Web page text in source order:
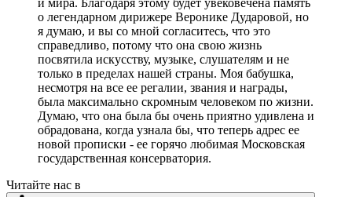
и мира. Благодаря этому будет увековечена память
о легендарном дирижере Веронике Дударовой, но
я думаю, и вы со мной согласитесь, что это
справедливо, потому что она свою жизнь
посвятила искусству, музыке, слушателям и не
только в пределах нашей страны. Моя бабушка,
несмотря на все ее регалии, звания и награды,
была максимально скромным человеком по жизни.
Думаю, что она была бы очень приятно удивлена и
обрадована, когда узнала бы, что теперь адрес ее
новой прописки - ее горячо любимая Московская
государственная консерватория.
Читайте нас в